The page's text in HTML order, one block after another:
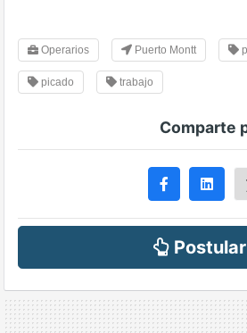
Operarios Puerto Montt
picado trabajo
Comparte
Postular